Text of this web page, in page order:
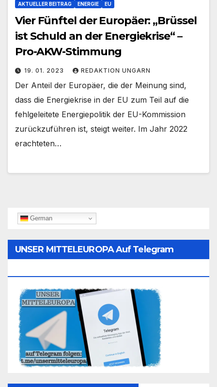
AKTUELLER BEITRAG ENERGIE EU
Vier Fünftel der Europäer: „Brüssel
ist Schuld an der Energiekrise“ –
Pro-AKW-Stimmung
19. 01. 2023 REDAKTION UNGARN
Der Anteil der Europäer, die der Meinung sind,
dass die Energiekrise in der EU zum Teil auf die
fehlgeleitete Energiepolitik der EU-Kommission
zurückzuführen ist, steigt weiter. Im Jahr 2022
erachteten…
German
UNSER MITTELEUROPA Auf Telegram